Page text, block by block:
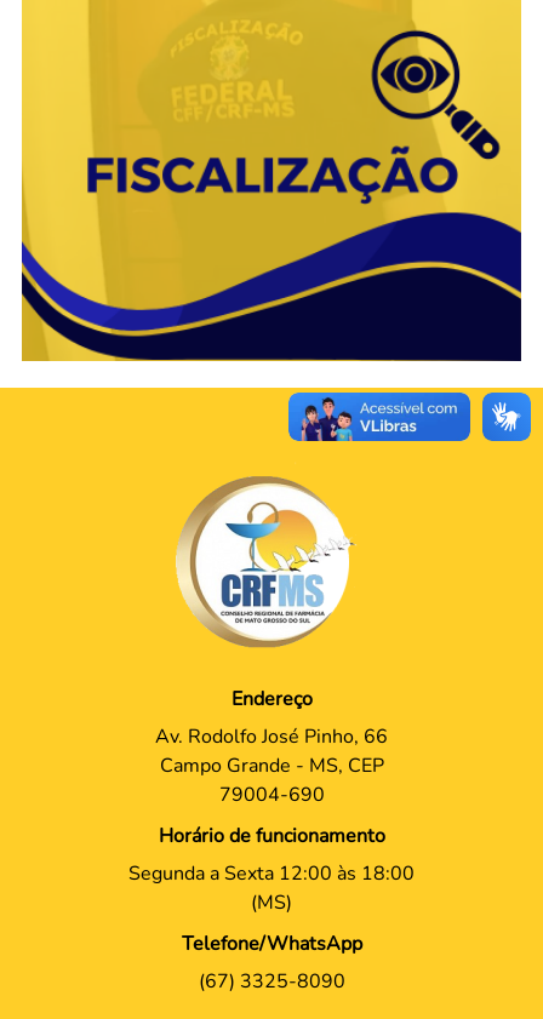
Endereço
Av. Rodolfo José Pinho, 66
Campo Grande - MS, CEP
79004-690
Horário de funcionamento
Segunda a Sexta 12:00 às 18:00
(MS)
Telefone/WhatsApp
(67) 3325-8090